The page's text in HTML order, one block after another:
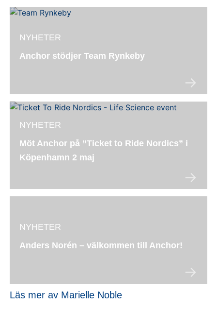
NYHETER
Anchor stödjer Team Rynkeby
NYHETER
Möt Anchor på ”Ticket to Ride Nordics” i
Köpenhamn 2 maj
NYHETER
Anders Norén – välkommen till Anchor!
Läs mer av Marielle Noble